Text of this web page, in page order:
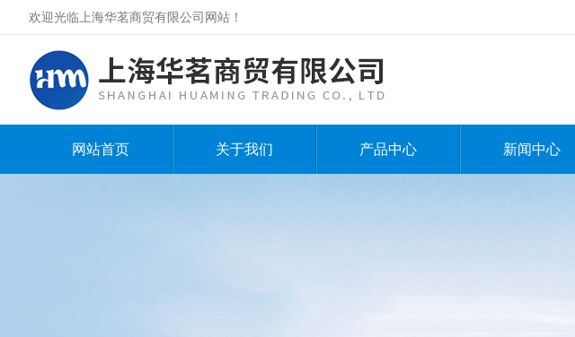
欢迎光临上海华茗商贸有限公司网站！
网站首页 关于我们 产品中心 新闻中心